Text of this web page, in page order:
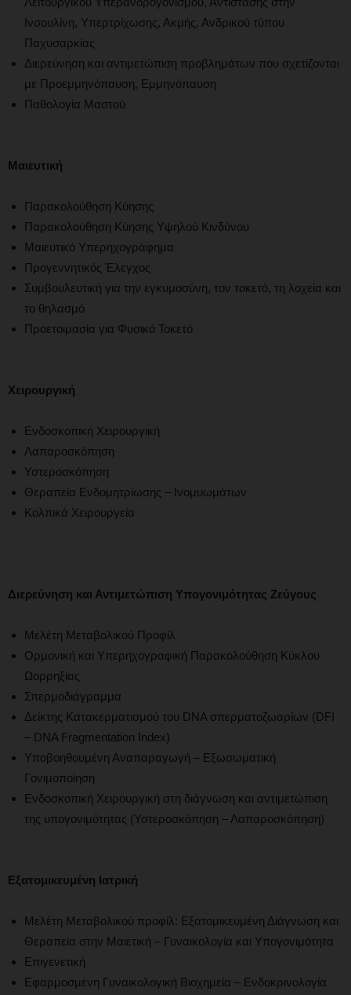
Ινσουλίνη, Υπερτρίχωσης, Ακμής, Ανδρικού τύπου
Παχυσαρκίας
Διερεύνηση και αντιμετώπιση προβλημάτων που σχετίζονται
με Προεμμηνόπαυση, Εμμηνόπαυση
Παθολογία Μαστού
Μαιευτική
Παρακολούθηση Κύησης
Παρακολούθηση Κύησης Υψηλού Κινδύνου
Μαιευτικό Υπερηχογράφημα
Προγεννητικός Έλεγχος
Συμβουλευτική για την εγκυμοσύνη, τον τοκετό, τη λοχεία και
το θηλασμό
Προετοιμασία για Φυσικό Τοκετό
Χειρουργική
Ενδοσκοπική Χειρουργική
Λαπαροσκόπηση
Υστεροσκόπηση
Θεραπεία Ενδομητρίωσης – Ινομυωμάτων
Κολπικά Χειρουργεία
Διερεύνηση και Αντιμετώπιση Υπογονιμότητας Ζεύγους
Μελέτη Μεταβολικού Προφίλ
Ορμονική και Υπερηχογραφική Παρακολούθηση Κύκλου
Ωορρηξίας
Σπερμοδιάγραμμα
Δείκτης Κατακερματισμού του DNA σπερματοζωαρίων (DFI
– DNA Fragmentation Index)
Υποβοηθουμένη Αναπαραγωγή – Εξωσωματική
Γονιμοποίηση
Ενδοσκοπική Χειρουργική στη διάγνωση και αντιμετώπιση
της υπογονιμότητας (Υστεροσκόπηση – Λαπαροσκόπηση)
Εξατομικευμένη Ιατρική
Μελέτη Μεταβολικού προφίλ: Εξατομικευμένη Διάγνωση και
Θεραπεία στην Μαιετική – Γυναικολογία και Υπογονιμότητα
Επιγενετική
Εφαρμοσμένη Γυναικολογική Βιοχημεία – Ενδοκρινολογία